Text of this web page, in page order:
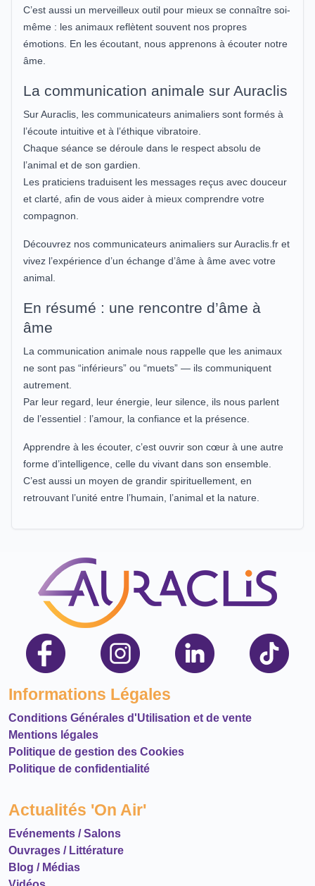
C’est aussi un merveilleux outil pour mieux se connaître soi-
même : les animaux reflètent souvent nos propres
émotions. En les écoutant, nous apprenons à écouter notre
âme.
La communication animale sur Auraclis
Sur Auraclis, les communicateurs animaliers sont formés à
l’écoute intuitive et à l’éthique vibratoire.
Chaque séance se déroule dans le respect absolu de
l’animal et de son gardien.
Les praticiens traduisent les messages reçus avec douceur
et clarté, afin de vous aider à mieux comprendre votre
compagnon.
Découvrez nos communicateurs animaliers sur Auraclis.fr et
vivez l’expérience d’un échange d’âme à âme avec votre
animal.
En résumé : une rencontre d’âme à
âme
La communication animale nous rappelle que les animaux
ne sont pas “inférieurs” ou “muets” — ils communiquent
autrement.
Par leur regard, leur énergie, leur silence, ils nous parlent
de l’essentiel : l’amour, la confiance et la présence.
Apprendre à les écouter, c’est ouvrir son cœur à une autre
forme d’intelligence, celle du vivant dans son ensemble.
C’est aussi un moyen de grandir spirituellement, en
retrouvant l’unité entre l’humain, l’animal et la nature.
Informations Légales
Conditions Générales d'Utilisation et de vente
Mentions légales
Politique de gestion des Cookies
Politique de confidentialité
Actualités 'On Air'
Evénements / Salons
Ouvrages / Littérature
Blog / Médias